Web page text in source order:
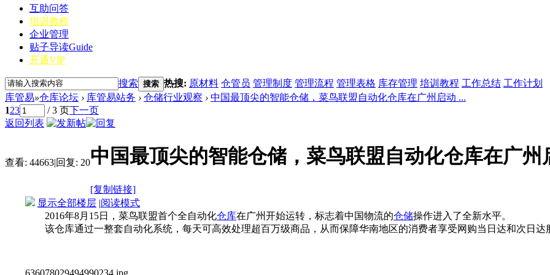
互助问答
培训教程
企业管理
贴子导读Guide
开通VIP
搜索 搜索 热搜: 原材料 仓管员 管理制度 管理流程 管理表格 库存管理 培训教程 工作总结 工作计划
库管易»仓库论坛 › 库管易站务 › 仓储行业观察 › 中国最顶尖的智能仓储，菜鸟联盟自动化仓库在广州启动 ...
123 / 3 页下一页
返回列表
查看: 44663|回复: 20中国最顶尖的智能仓储，菜鸟联盟自动化仓库在广州
[复制链接]
显示全部楼层 |阅读模式
2016年8月15日，菜鸟联盟首个全自动化仓库在广州开始运转，标志着中国物流的仓储操作进入了全新水平。
该仓库通过一整套自动化系统，每天可高效处理超百万级商品，从而保障华南地区的消费者享受网购当日达和次日达
636078029494990234.jpg